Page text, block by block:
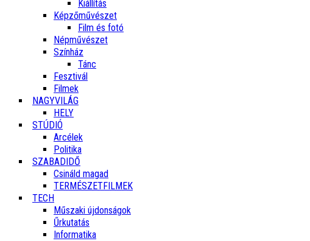
Kiállítás
Képzőművészet
Film és fotó
Népművészet
Színház
Tánc
Fesztivál
Filmek
NAGYVILÁG
HELY
STÚDIÓ
Arcélek
Politika
SZABADIDŐ
Csináld magad
TERMÉSZETFILMEK
TECH
Műszaki újdonságok
Űrkutatás
Informatika